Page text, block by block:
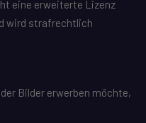
eine erweiterte Lizenz
wird strafrechtlich
Bilder erwerben möchte,